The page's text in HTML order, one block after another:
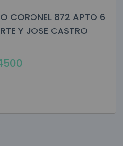
CORONEL 872 APTO 6
Y JOSE CASTRO